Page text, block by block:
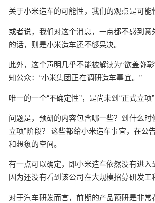
关于小米造车的可能性，我们的观点是可能
或者说，我们对这个消息，一点都不感到意
的话，则是小米造车还不够果决。
此外，这个声明几乎不能被解读为“欲盖弥
知公众：“小米集团正在调研造车事宜。”
唯一的一个“不确定性”，是尚未到“正式立项”
问题是，预研的内容包含哪一些？到什么时
立项”阶段？ 这些都给小米造车事宜，在公
和想象的空间。
有一点可以确定，即小米造车依然没有进入
因为还没有看到该公司在大规模招募研发工
对于汽车研发而言，前期的产品预研是非常
挪和想象的空间。 有一点可以确定，
然没有进入到工程开发阶段，因为
司在大规模招募研发工程师。 对于
前期的产品预研是非常花时间的，产
本上决定一个车型产品的生死，这
情，工程开发相对而言是执行环节。
确定的说法，也就是说需要进入工程
然在时间上恐怕是来不及了。 现在
为何要造车？ 我们可从以下几个维
题，包括： 智能电动车赛道的吸引
行业和手机制造商的相关性和进入这
的核心能力与小米的相关性；战略时
回答这几个问题，不仅可以在一定程
以及也可以预测后续OV的选择。 智